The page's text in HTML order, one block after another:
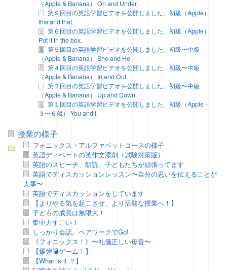
（Apple & Banana） On and Under.
第９回目の英語学習ビデオを公開しました。初級（Apple）
this and that.
第６回目の英語学習ビデオを公開しました。初級（Apple）
Put it in the box.
第５回目の英語学習ビデオを公開しました。初級〜中級
（Apple & Banana） She and He.
第４回目の英語学習ビデオを公開しました。初級〜中級
（Apple & Banana） In and Out.
第２回目の英語学習ビデオを公開しました。初級〜中級
（Apple & Banana） Up and Down.
第１回目の英語学習ビデオを公開しました。初級（Apple・
３〜６歳） You and I.
授業の様子
フォニックス・アルファベットコースの様子
英語ディベートの英作文添削（試験対策版）
英語のスピーチ、朗読、子どもたちが頑張ってます
英語でディスカッションレッスン〜自分の思いを伝えることが
大事〜
英語でディスカッションをしています
【よりやる気を起こさせ、より活発な授業へ！】
子どもの成長は無限大！
集中力すごい！
しっかり会話。ペアワークでGo!
《フォニックス！》〜礼儀正しい母音〜
【爆弾💣ゲーム！】
【What is it ？】